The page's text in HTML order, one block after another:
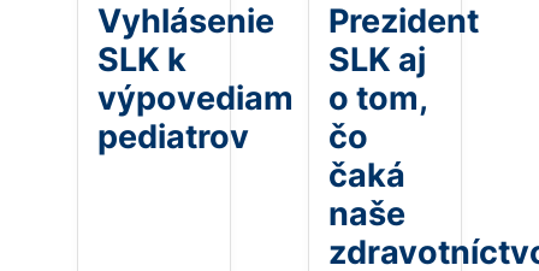
Vyhlásenie
SLK k
výpovediam
pediatrov
Prezident
SLK aj
o tom,
čo
čaká
naše